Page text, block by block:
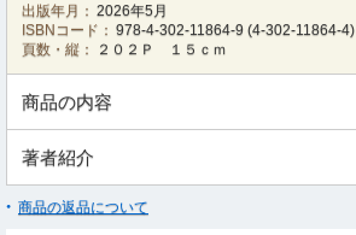
出版年月： 2026年5月
ISBNコード： 978-4-302-11864-9 (4-302-11864-4)
頁数・縦：
２０２Ｐ １５ｃｍ
商品の内容
著者紹介
商品の返品について